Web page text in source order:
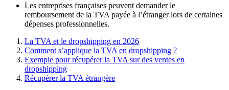
Les entreprises françaises peuvent demander le
remboursement de la TVA payée à l’étranger lors de certaines
dépenses professionnelles.
La TVA et le dropshipping en 2026
Comment s’applique la TVA en dropshipping ?
Exemple pour récupérer la TVA sur des ventes en
dropshipping
Récupérer la TVA étrangère